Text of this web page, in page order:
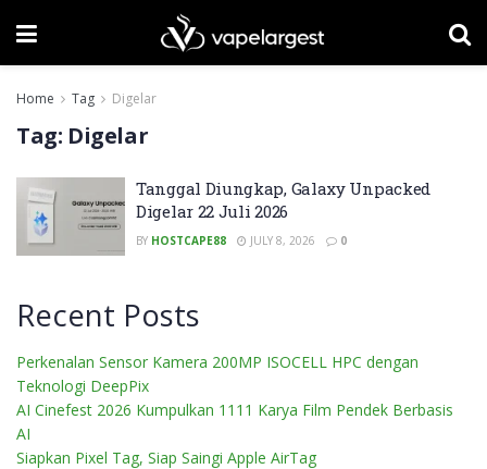
Home Tag Digelar
Tag: Digelar
Tanggal Diungkap, Galaxy Unpacked
Digelar 22 Juli 2026
BY HOSTCAPE88 JULY 8, 2026 0
Recent Posts
Perkenalan Sensor Kamera 200MP ISOCELL HPC dengan
Teknologi DeepPix
AI Cinefest 2026 Kumpulkan 1111 Karya Film Pendek Berbasis
AI
Siapkan Pixel Tag, Siap Saingi Apple AirTag